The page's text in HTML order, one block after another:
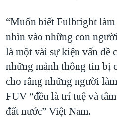
“Muốn biết Fulbright làm
nhìn vào những con
là một vài sự kiện vấn đề
những mảnh thông tin bị
cho rằng những người
FUV “đều là trí tuệ và
đất nước” Việt Nam.